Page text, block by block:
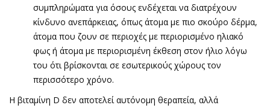
συμπληρώματα για όσους ενδέχεται να διατρέχουν
κίνδυνο ανεπάρκειας, όπως άτομα με πιο σκούρο δέρμα,
άτομα που ζουν σε περιοχές με περιορισμένο ηλιακό
φως ή άτομα με περιορισμένη έκθεση στον ήλιο λόγω
του ότι βρίσκονται σε εσωτερικούς χώρους τον
περισσότερο χρόνο.
Η βιταμίνη D δεν αποτελεί αυτόνομη θεραπεία, αλλά